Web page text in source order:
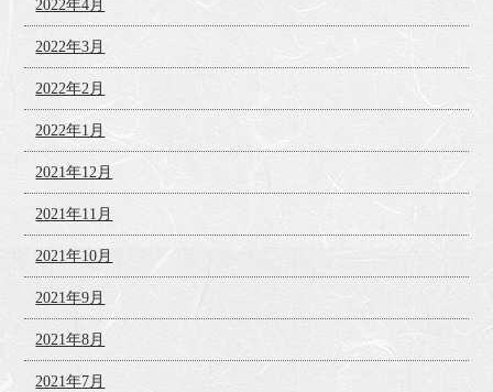
2022年4月
2022年3月
2022年2月
2022年1月
2021年12月
2021年11月
2021年10月
2021年9月
2021年8月
2021年7月